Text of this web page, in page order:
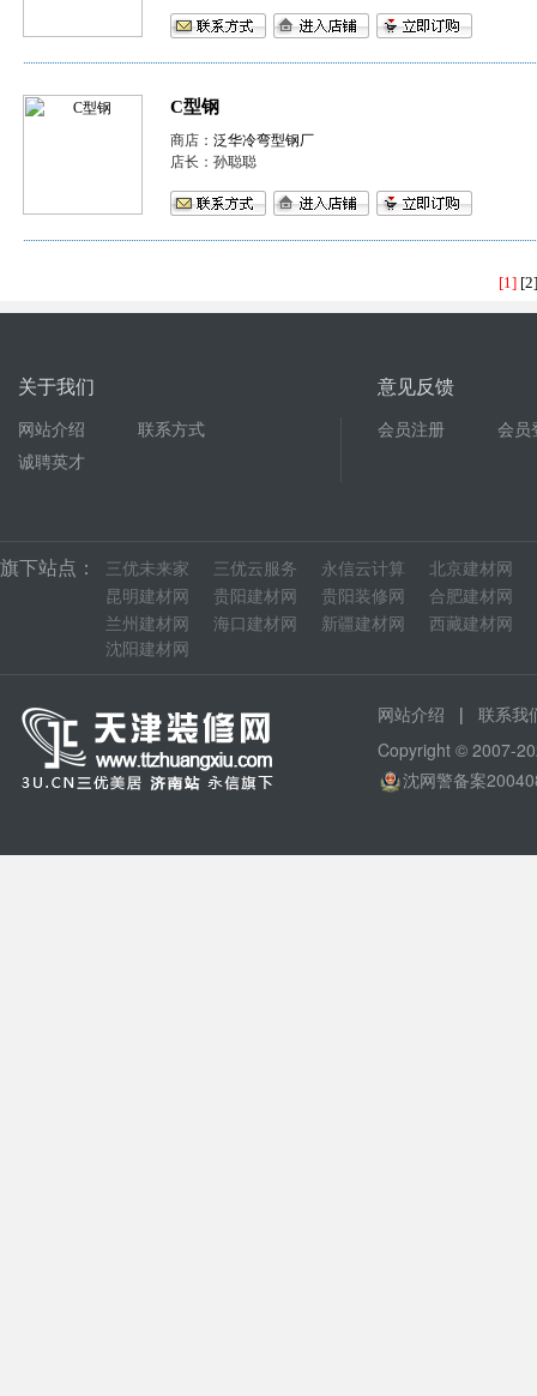
C型钢
商店： 泛华冷弯型钢厂
店长：孙聪聪
[1] [2]
关于我们
网站介绍
联系方式
诚聘英才
意见反馈
会员注册 会员
旗下站点： 三优未来家 三优云服务 永信云计算 北京建材网
昆明建材网
贵阳建材网 贵阳装修网 合肥建材网
兰州建材网
海口建材网 新疆建材网 西藏建材网
沈阳建材网
网站介绍 | 联系我
Copyright © 2007-
沈网警备案